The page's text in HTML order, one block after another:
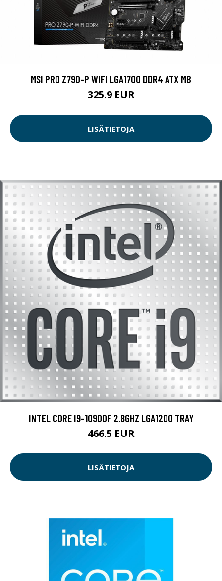
MSI PRO Z790-P WIFI LGA1700 DDR4 ATX MB
325.9 EUR
LISÄTIETOJA
INTEL CORE I9-10900F 2.8GHZ LGA1200 TRAY
466.5 EUR
LISÄTIETOJA